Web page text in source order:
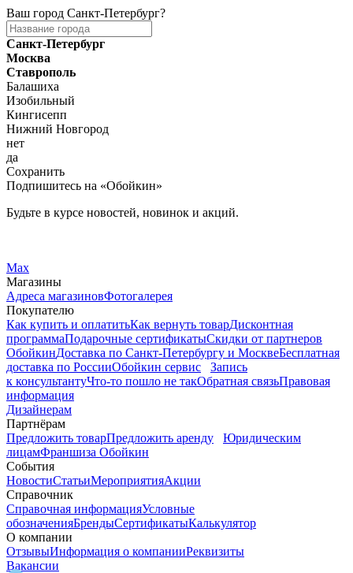
Ваш город Санкт-Петербург?
Санкт-Петербург
Москва
Ставрополь
Балашиха
Изобильный
Кингисепп
Нижний Новгород
нет
да
Сохранить
Подпишитесь на «Обойкин»
Будьте в курсе новостей, новинок и акций.
Max
Магазины
Адреса магазиновФотогалерея
Покупателю
Как купить и оплатитьКак вернуть товарДисконтная
программаПодарочные сертификатыСкидки от партнеров
ОбойкинДоставка по Санкт-Петербургу и МосквеБесплатная
доставка по РоссииОбойкин сервис
Запись
к консультантуЧто-то пошло не такОбратная связьПравовая
информация
Дизайнерам
Партнёрам
Предложить товарПредложить аренду
Юридическим
лицамФраншиза Обойкин
События
НовостиСтатьиМероприятияАкции
Справочник
Справочная информацияУсловные
обозначенияБрендыСертификатыКалькулятор
О компании
ОтзывыИнформация о компанииРеквизиты
Вакансии